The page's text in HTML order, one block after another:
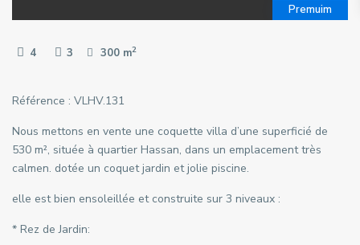
Premuim
4 3 300 m2
Référence : VLHV.131
Nous mettons en vente une coquette villa d’une superficié de
530 m², située à quartier Hassan, dans un emplacement très
calmen. dotée un coquet jardin et jolie piscine.
elle est bien ensoleillée et construite sur 3 niveaux :
* Rez de Jardin: